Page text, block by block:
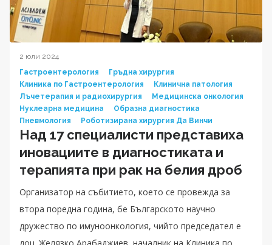
2 юли 2024
Гастроентерология
Гръдна хирургия
Клиника по Гастроентерология
Клинична патология
Лъчетерапия и радиохирургия
Медицинска онкология
Нуклеарна медицина
Образна диагностика
Пневмология
Роботизирана хирургия Да Винчи
Над 17 специалисти представиха
иновациите в диагностиката и
терапията при рак на белия дроб
Организатор на събитието, което се провежда за
втора поредна година, бе Българското научно
дружество по имуноонкология, чийто председател е